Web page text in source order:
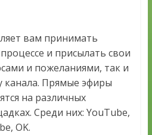
вам принимать
и присылать свои
и пожеланиями, так и
канала. Прямые эфиры
на различных
Среди них: YouTube,
OK.